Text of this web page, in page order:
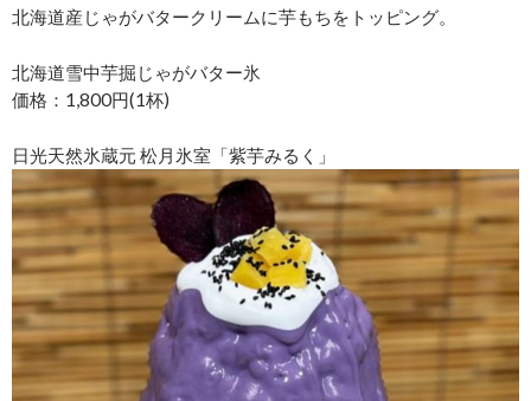
北海道産じゃがバタークリームに芋もちをトッピング。
北海道雪中芋掘じゃがバター氷
価格：1,800円(1杯)
日光天然氷蔵元 松月氷室「紫芋みるく」